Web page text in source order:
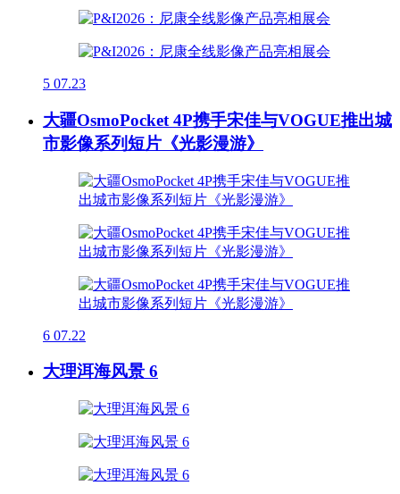
5 07.23
大疆OsmoPocket 4P携手宋佳与VOGUE推出城
市影像系列短片《光影漫游》
6 07.22
大理洱海风景 6